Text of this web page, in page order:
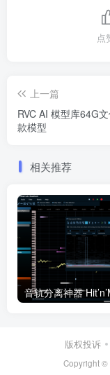
点
上一篇
RVC AI 模型库64G
款模型
相关推荐
版权投诉
Copyright ©